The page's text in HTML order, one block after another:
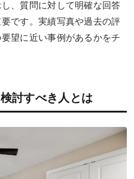
、質問に対して明確な回答
です。実績写真や過去の評
望に近い事例があるかをチ
討すべき人とは